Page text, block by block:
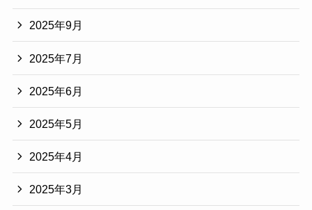
2025年9月
2025年7月
2025年6月
2025年5月
2025年4月
2025年3月